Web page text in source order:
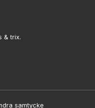
& trix.
samtycke